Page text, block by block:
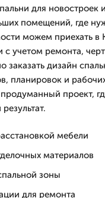
для новостроек
помещений, где
можем приехать в
с учетом ремонта,
дизайн
планировок и
проект,
мебели
материалов
зоны
для ремонта